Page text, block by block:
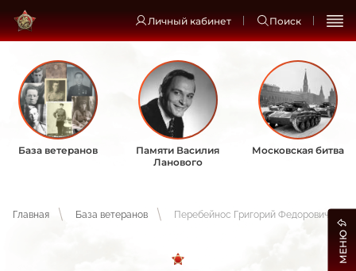
Личный кабинет Поиск
База ветеранов
Памяти Василия
Ланового
Московская битва
Главная База ветеранов Перебейнос Григорий Федорович
МЕНЮ